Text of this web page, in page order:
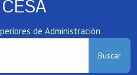
de Administración
Buscar